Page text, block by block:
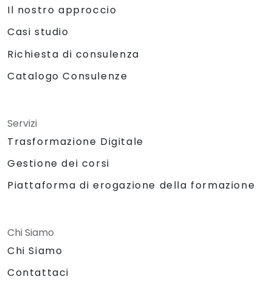
Il nostro approccio
Casi studio
Richiesta di consulenza
Catalogo Consulenze
Servizi
Trasformazione Digitale
Gestione dei corsi
Piattaforma di erogazione della formazione
Chi Siamo
Chi Siamo
Contattaci